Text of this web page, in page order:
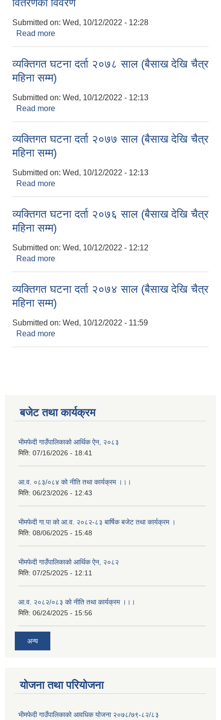
वितरणको विवरण
Submitted on: Wed, 10/12/2022 - 12:28
Read more
व्यक्तिगत घटना दर्ता २०७८ साल (बैसाख देखि चैत्र
महिना सम्म)
Submitted on: Wed, 10/12/2022 - 12:13
Read more
व्यक्तिगत घटना दर्ता २०७७ साल (बैसाख देखि चैत्र
महिना सम्म)
Submitted on: Wed, 10/12/2022 - 12:13
Read more
व्यक्तिगत घटना दर्ता २०७६ साल (बैसाख देखि चैत्र
महिना सम्म)
Submitted on: Wed, 10/12/2022 - 12:12
Read more
व्यक्तिगत घटना दर्ता २०७४ साल (बैसाख देखि चैत्र
महिना सम्म)
Submitted on: Wed, 10/12/2022 - 11:59
Read more
बजेट तथा कार्यक्रम
भीमफेदी गाउँपालिकाको आर्थिक ऐन, २०८३
मिति: 07/16/2026 - 18:41
आ.व. ०८३/०८४ को नीति तथा कार्यक्रम ।।।
मिति: 06/23/2026 - 12:43
भीमफेदी गा.पा को आ.व. २०८२-८३ बार्षिक बजेट तथा कार्यक्रम ।
मिति: 08/06/2025 - 15:48
भीमफेदी गाउँपालिकाको आर्थिक ऐन, २०८२
मिति: 07/25/2025 - 12:11
आ.व. २०८२/०८३ को नीति तथा कार्यक्रम ।।।
मिति: 06/24/2025 - 15:56
अन्य
योजना तथा परियोजना
भीमफेदी गाउँपालिकाको आवधिक योजना २०७८/७९-८२/८३